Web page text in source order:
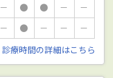
－ ● ● －
－
－ ● － －
－
診療時間の詳細はこちら